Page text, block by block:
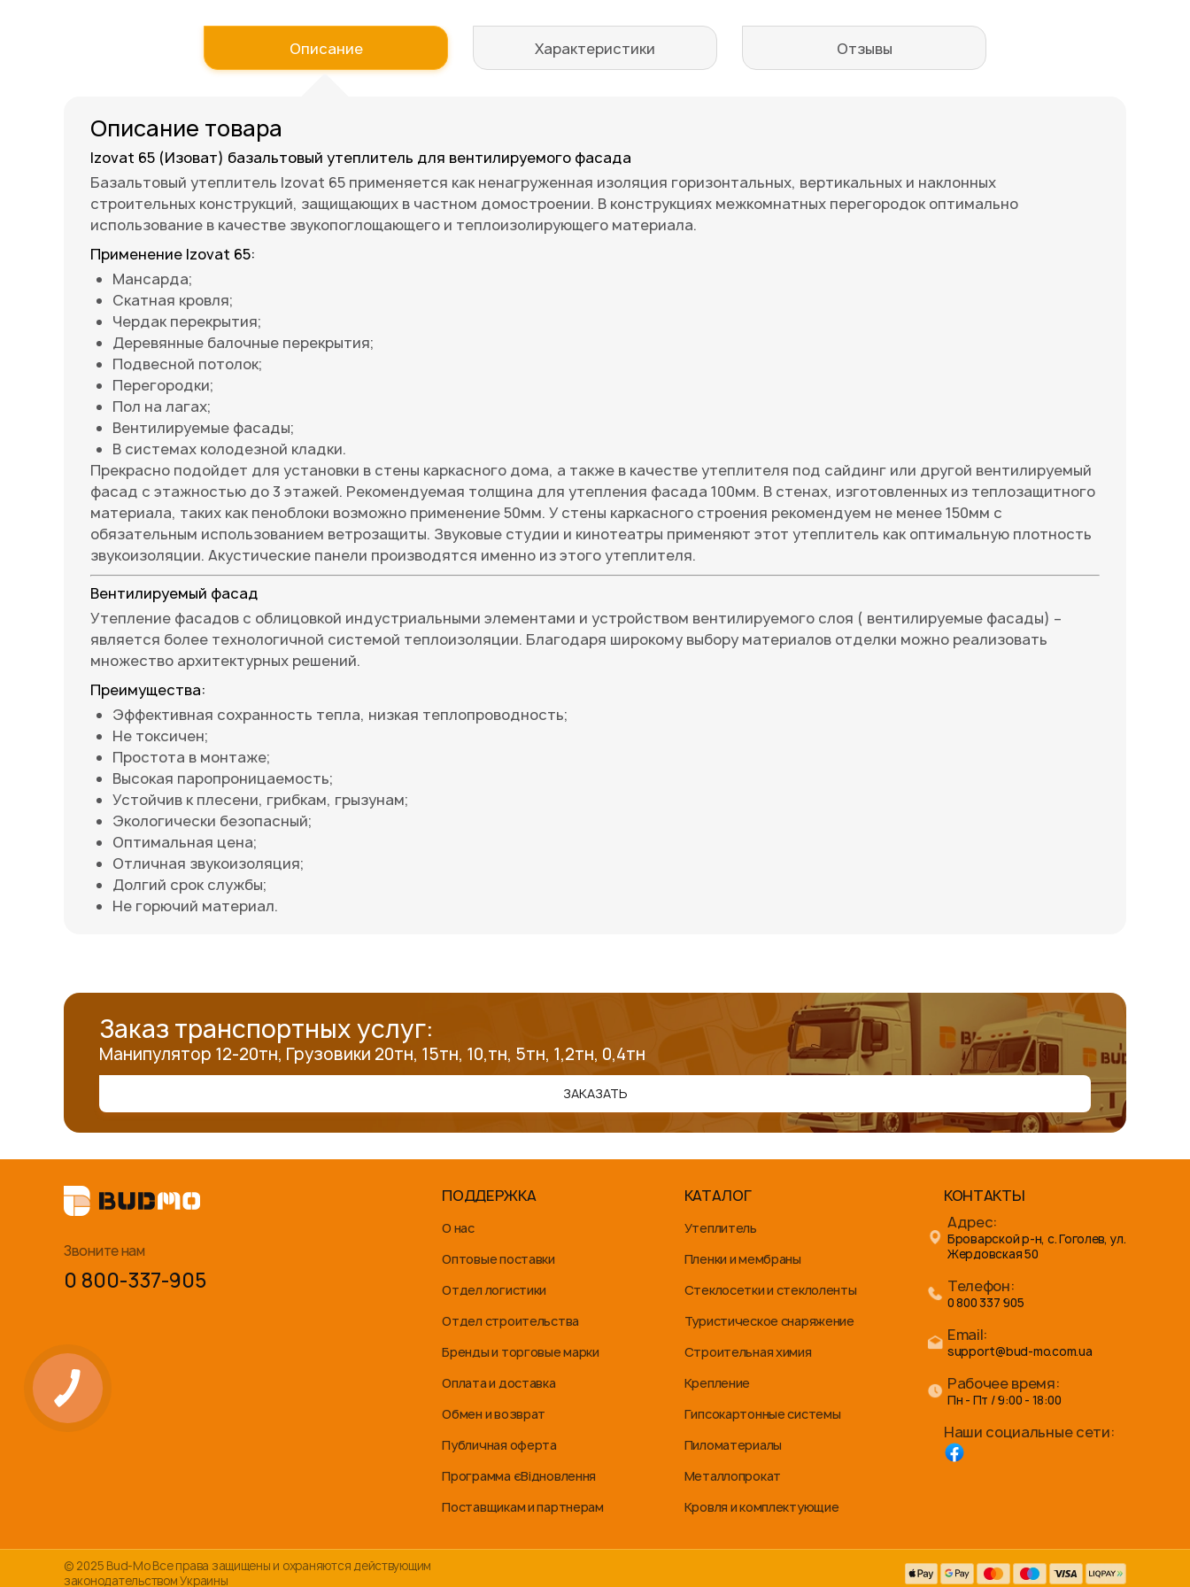
Описание
Описание товара
Izovat 65 (Изоват) базальтовый утеплитель для вентилируемого фасада
Базальтовый утеплитель Izovat 65 применяется как ненагруженная изоляция горизонтальных, вертикальных и наклонных
строительных конструкций, защищающих в частном домостроении. В конструкциях межкомнатных перегородок оптимально
использование в качестве звукопоглощающего и теплоизолирующего материала.
Применение Izovat 65:
Мансарда;
Скатная кровля;
Чердак перекрытия;
Деревянные балочные перекрытия;
Подвесной потолок;
Перегородки;
Пол на лагах;
Вентилируемые фасады;
В системах колодезной кладки.
Прекрасно подойдет для установки в стены каркасного дома, а также в качестве утеплителя под сайдинг или другой вентилируемый
фасад с этажностью до 3 этажей. Рекомендуемая толщина для утепления фасада 100мм. В стенах, изготовленных из теплозащитного
материала, таких как пеноблоки возможно применение 50мм. У стены каркасного строения рекомендуем не менее 150мм с
обязательным использованием ветрозащиты. Звуковые студии и кинотеатры применяют этот утеплитель как оптимальную плотность
звукоизоляции. Акустические панели производятся именно из этого утеплителя.
Вентилируемый фасад
Утепление фасадов с облицовкой индустриальными элементами и устройством вентилируемого слоя ( вентилируемые фасады) –
является более технологичной системой теплоизоляции. Благодаря широкому выбору материалов отделки можно реализовать
множество архитектурных решений.
Преимущества:
Эффективная сохранность тепла, низкая теплопроводность;
Не токсичен;
Простота в монтаже;
Высокая паропроницаемость;
Устойчив к плесени, грибкам, грызунам;
Экологически безопасный;
Оптимальная цена;
Отличная звукоизоляция;
Долгий срок службы;
Не горючий материал.
Характеристики Отзывы
Заказ транспортных услуг:
Манипулятор 12-20тн, Грузовики 20тн, 15тн, 10,тн, 5тн, 1,2тн, 0,4тн
ЗАКАЗАТЬ
Звоните нам
0 800-337-905
ПОДДЕРЖКА
О нас
Оптовые поставки
Отдел логистики
Отдел строительства
Бренды и торговые марки
Оплата и доставка
Обмен и возврат
Публичная оферта
Программа єВідновлення
Поставщикам и партнерам
КАТАЛОГ
Утеплитель
Пленки и мембраны
Стеклосетки и стеклоленты
Туристическое снаряжение
Строительная химия
Крепление
Гипсокартонные системы
Пиломатериалы
Металлопрокат
Кровля и комплектующие
КОНТАКТЫ
Адрес:
Броварской р-н, с. Гоголев, ул.
Жердовская 50
Телефон:
0 800 337 905
Email:
support@bud-mo.com.ua
Рабочее время:
Пн - Пт / 9:00 - 18:00
Наши социальные сети:
© 2025 Bud-Mo Все права защищены и охраняются действующим
законодательством Украины